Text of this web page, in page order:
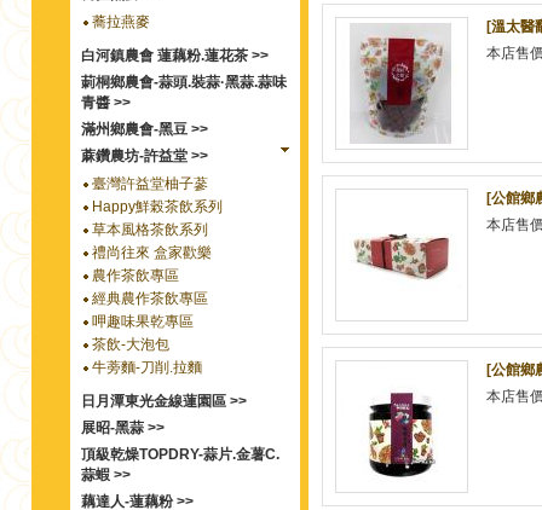
蕎拉燕麥
白河鎮農會 蓮藕粉.蓮花茶 >>
莿桐鄉農會-蒜頭.裝蒜·黑蒜.蒜味
青醬 >>
滿州鄉農會-黑豆 >>
蔴鑽農坊-許益堂 >>
臺灣許益堂柚子蔘
Happy鮮榖茶飲系列
草本風格茶飲系列
禮尚往來 盒家歡樂
農作茶飲專區
經典農作茶飲專區
呷趣味果乾專區
茶飲-大泡包
牛蒡麵-刀削.拉麵
日月潭東光金線蓮園區 >>
展昭-黑蒜 >>
頂級乾燥TOPDRY-蒜片.金薯C.
蒜蝦 >>
藕達人-蓮藕粉 >>
[溫太醫
本店售
[公館鄉
本店售
[公館鄉
本店售